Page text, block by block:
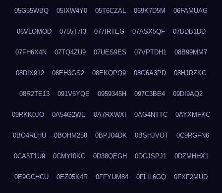
05G55WBQ 05IXW4Y0 05T6CZAL 069K7D5M 06FAMUAG
06VLOMOD 0755T7I3 077IRTEG 07ASX5QF 07BDB1DD
07FH6X4N 07TQ4ZU9 07UES9ES 07VPTDH1 08B99MM7
08DIX912 08EH3GS2 08EKQPQ9 08G6A3PD 08HJRZKG
08R2TE13 091V6YQE 0959345H 097C3BE4 09DI9AQ2
09RKK0JO 0A54G2WE 0A7RXWXI 0AG4NTTC 0AYXMFKC
0BO4RLHU 0BOHM258 0BPJ04DK 0BSHJVOT 0C9RGFN6
0CA5T1U9 0CMYI0KC 0D38QEGH 0DCJSPJ1 0DZMHHX1
0E9GCHCU 0EZ05K4R 0FFYUM84 0FLIL6GQ 0FXF2MUD